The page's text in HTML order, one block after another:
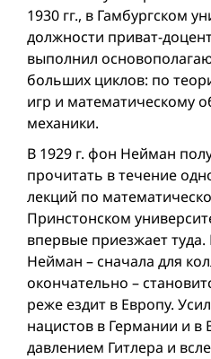
1930 гг., в Гамбургском
должности приват-
выполнил
больших циклов: по
игр и математическому
механики.
В 1929 г. фон Нейман
прочитать в течение
лекций по
Принстонском
впервые приезжает
Нейман – сначала для
окончательно –
реже ездит в Европу.
нацистов в Германии и в
давлением Гитлера и